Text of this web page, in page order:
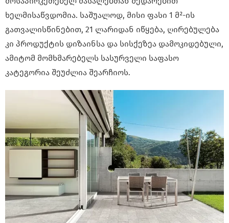
ხელმისაწვდომია. საშუალოდ, მისი ფასი 1 მ²-ის
გათვალისწინებით, 21 ლარიდან იწყება, ღირებულება
კი პროდუქტის დიზაინსა და სისქეზეა დამოკიდებული,
ამიტომ მომხმარებელს სასურველი საფასო
კატეგორია შეუძლია შეარჩიოს.